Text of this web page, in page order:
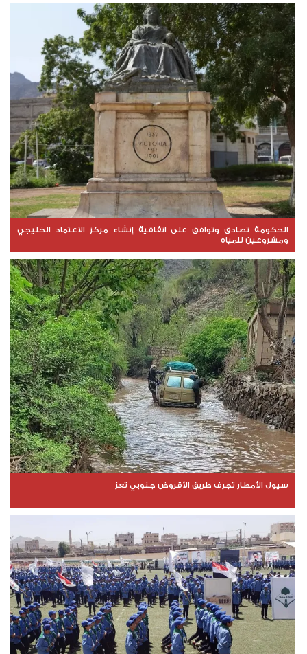
الحكومة تصادق وتوافق على اتفاقية إنشاء مركز الاعتماد الخليجي
ومشروعين للمياه
سيول الأمطار تجرف طريق الأقروض جنوبي تعز